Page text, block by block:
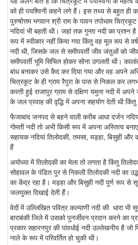
को ही पयश्विनी कहने लगे हैं। इस तथ्य से बहुत ही कम
पुरुषोत्तम भगवान श्री राम के पावन तपोधाम
नदियां भी बहती थी। जहां तक गुन्ता नदी का प्रश्न
रूप में स्वीकार नहीं किया गया किंतु वह मूल रूप से वर्ष
नदी थी, जिसके जल से समीपवर्ती जीव जंतुओं को
समीपवर्ती भूमि सिंचित होकर सोना उगलती थी।
बांध बनाकर उसे कैद कर दिया गया और वह अपने
चित्रकूट के ही ग्राम रैपुरा के पास से निकल कर
करती हुई राजापुर ग्राम से दक्षिण यमुना नदी में
के जल प्रवाह की वृद्धि में अपना सहयोग देती थी
फैजाबाद जनपद से बहने वाली करीब आधा दर्जन
गोमती नदी तो अभी किसी रूप में अपना अस्तित्व
सहायक नदियां तिलोदकी, तमसा, मड़हा, बिसुही और
हैं
अयोध्या में तिलोदकी का मेला तो लगता है किंतु
सोहावल के पंडित पुर से निकली तिलोदकी नदी का
का केंद्र रहा है। मड़हा और बिसुही नदी पूर्ण रूप
जलयुक्त दिखाई देती हैं।
वेदों में उल्लिखित पवित्र कल्याणी नदी की धारा
बाराबंकी जिले में उसको पुनर्जीवन प्रदान करने का
प्रकार सहारनपुर की पांवधोई नदी उल्लेखनीय है
नाले के रूप में परिवर्तित हो चुकी थी।